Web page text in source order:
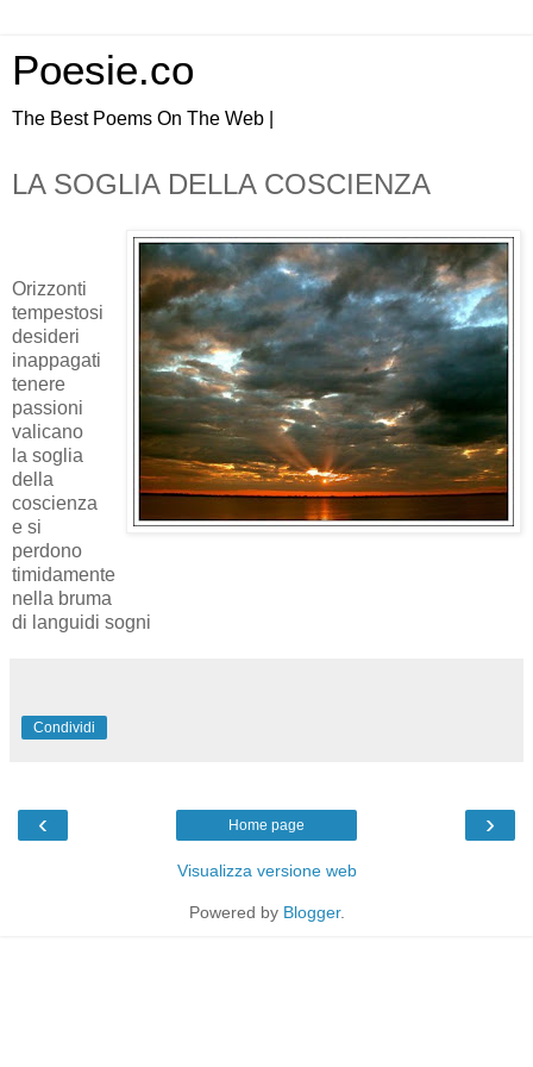
Poesie.co
The Best Poems On The Web |
LA SOGLIA DELLA COSCIENZA
Orizzonti
tempestosi
desideri
inappagati
tenere
passioni
valicano
la soglia
della
coscienza
e si
perdono
timidamente
nella bruma
di languidi sogni
Condividi
‹ ›
Home page
Visualizza versione web
Powered by Blogger.